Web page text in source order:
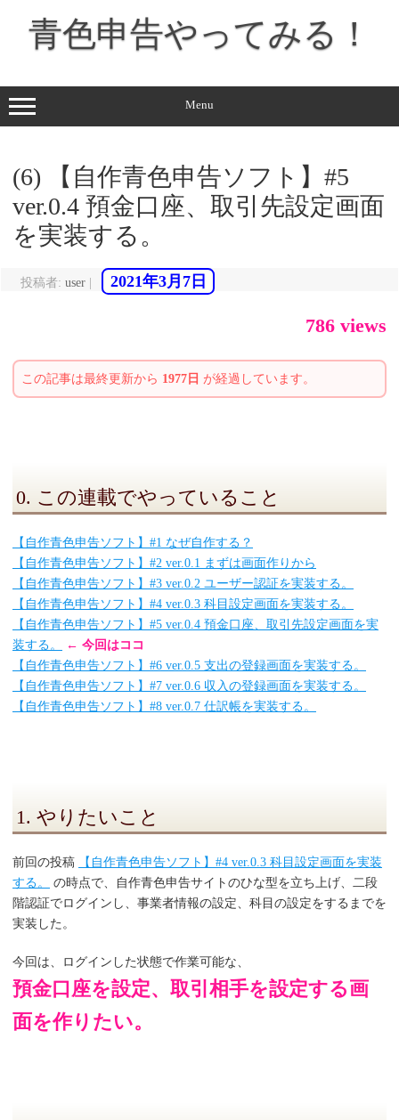
ッ
プ
青色申告やってみる！
Menu
(6) 【自作青色申告ソフト】#5
ver.0.4 預金口座、取引先設定画面
を実装する。
投稿者: user 2021年3月7日
786 views
この記事は最終更新から 1977日 が経過しています。
0. この連載でやっていること
【自作青色申告ソフト】#1 なぜ自作する？
【自作青色申告ソフト】#2 ver.0.1 まずは画面作りから
【自作青色申告ソフト】#3 ver.0.2 ユーザー認証を実装する。
【自作青色申告ソフト】#4 ver.0.3 科目設定画面を実装する。
【自作青色申告ソフト】#5 ver.0.4 預金口座、取引先設定画面を実
装する。
← 今回はココ
【自作青色申告ソフト】#6 ver.0.5 支出の登録画面を実装する。
【自作青色申告ソフト】#7 ver.0.6 収入の登録画面を実装する。
【自作青色申告ソフト】#8 ver.0.7 仕訳帳を実装する。
1. やりたいこと
前回の投稿
【自作青色申告ソフト】#4 ver.0.3 科目設定画面を実装
する。
の時点で、自作青色申告サイトのひな型を立ち上げ、二段
階認証でログインし、事業者情報の設定、科目の設定をするまでを
実装した。
今回は、ログインした状態で作業可能な、
預金口座を設定、取引相手を設定する画
面を作りたい。